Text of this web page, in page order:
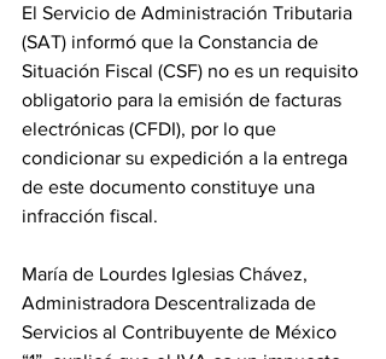
El Servicio de Administración Tributaria
(SAT) informó que la Constancia de
Situación Fiscal (CSF) no es un requisito
obligatorio para la emisión de facturas
electrónicas (CFDI), por lo que
condicionar su expedición a la entrega
de este documento constituye una
infracción fiscal.
María de Lourdes Iglesias Chávez,
Administradora Descentralizada de
Servicios al Contribuyente de México